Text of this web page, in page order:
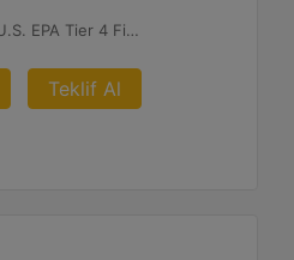
EU Stage V/U.S. EPA Tier 4 Final/ Japan 2014 (Tier 4 Final)
Teklif Al